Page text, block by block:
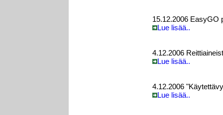
15.12.2006 EasyGO
Lue lisää..
4.12.2006
Lue lisää..
4.12.2006
Lue lisää..